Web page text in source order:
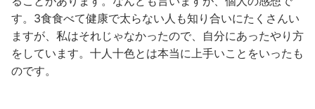
す。3食食べて健康で太らない人も知り合いにたくさんい
ますが、私はそれじゃなかったので、自分にあったやり方
をしています。十人十色とは本当に上手いことをいったも
のです。